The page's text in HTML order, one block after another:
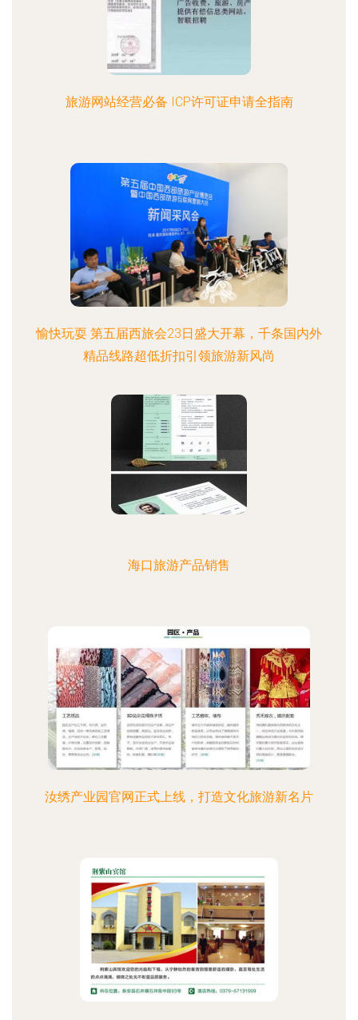
旅游网站经营必备 ICP许可证申请全指南
愉快玩耍 第五届西旅会23日盛大开幕，千条国内外
精品线路超低折扣引领旅游新风尚
海口旅游产品销售
汝绣产业园官网正式上线，打造文化旅游新名片